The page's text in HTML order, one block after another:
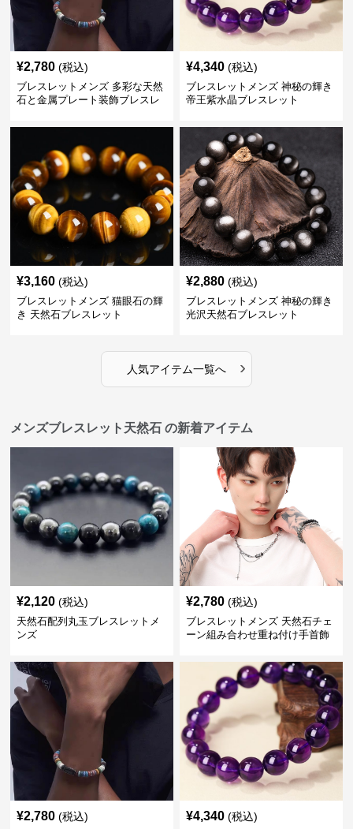
¥2,780 (税込)
ブレスレットメンズ 多彩な天然
石と金属プレート装飾ブレスレ
¥4,340 (税込)
ブレスレットメンズ 神秘の輝き
帝王紫水晶ブレスレット
¥3,160 (税込)
ブレスレットメンズ 猫眼石の輝
き 天然石ブレスレット
¥2,880 (税込)
ブレスレットメンズ 神秘の輝き
光沢天然石ブレスレット
人気アイテム一覧へ ›
メンズブレスレット天然石 の新着アイテム
¥2,120 (税込)
天然石配列丸玉ブレスレットメ
ンズ
¥2,780 (税込)
ブレスレットメンズ 天然石チェ
ーン組み合わせ重ね付け手首飾
¥2,780 (税込) ¥4,340 (税込)